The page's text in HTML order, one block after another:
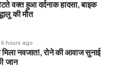
वक्त हुआ दर्दनाक हादसा, बाइक
की मौत
hours ago
नवजात!, रोने की आवाज सुनाई
जान